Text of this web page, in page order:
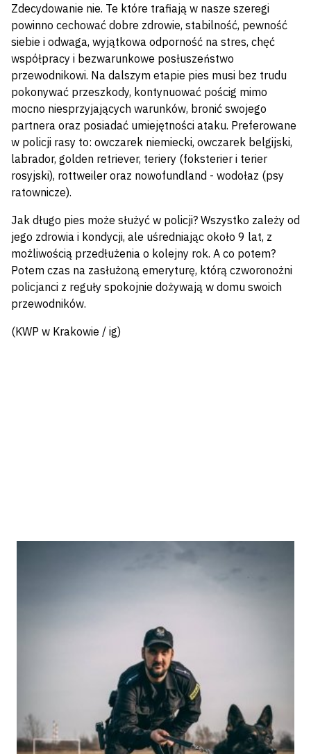
Zdecydowanie nie. Te które trafiają w nasze szeregi
powinno cechować dobre zdrowie, stabilność, pewność
siebie i odwaga, wyjątkowa odporność na stres, chęć
współpracy i bezwarunkowe posłuszeństwo
przewodnikowi. Na dalszym etapie pies musi bez trudu
pokonywać przeszkody, kontynuować pościg mimo
mocno niesprzyjających warunków, bronić swojego
partnera oraz posiadać umiejętności ataku. Preferowane
w policji rasy to: owczarek niemiecki, owczarek belgijski,
labrador, golden retriever, teriery (foksterier i terier
rosyjski), rottweiler oraz nowofundland - wodołaz (psy
ratownicze).
Jak długo pies może służyć w policji? Wszystko zależy od
jego zdrowia i kondycji, ale uśredniając około 9 lat, z
możliwością przedłużenia o kolejny rok. A co potem?
Potem czas na zasłużoną emeryturę, którą czworonożni
policjanci z reguły spokojnie dożywają w domu swoich
przewodników.
(KWP w Krakowie / ig)